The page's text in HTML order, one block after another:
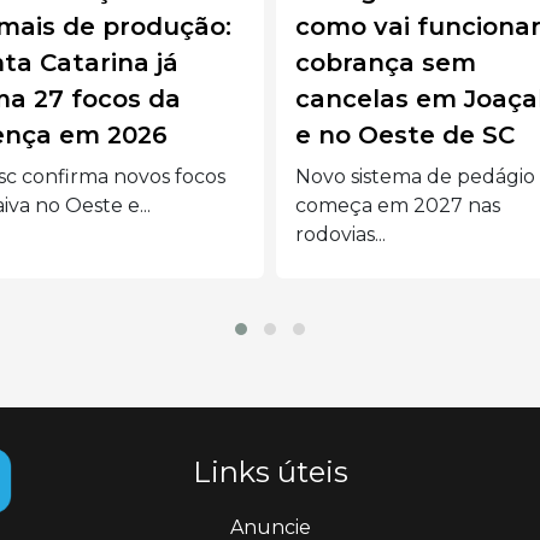
vai funcionar a
sem
em Joaçaba
Oeste de SC
sistema de pedágio
em 2027 nas
delegacia após
disparos contra
residência
cão no interior de
Videira
Polícia Militar apreendeu
espingarda, revólver e
Links úteis
Anuncie